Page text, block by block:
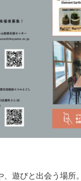
遊びと出会う場所。